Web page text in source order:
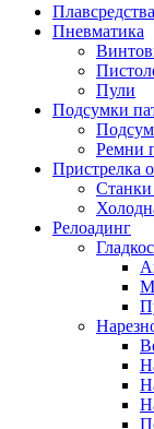
Пневматика
Пули
Подсумки
Ремни
Пристрелка
Станки
Релоадинг